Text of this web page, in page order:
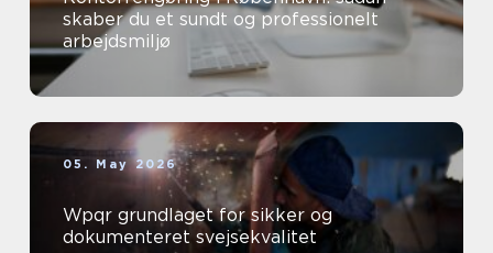
skaber du et sundt og professionelt
arbejdsmiljø
05. May 2026
Wpqr grundlaget for sikker og
dokumenteret svejsekvalitet